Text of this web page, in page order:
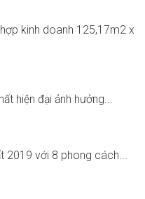
kinh doanh 125,17m2 x
hiện đại ảnh hưởng...
2019 với 8 phong cách...